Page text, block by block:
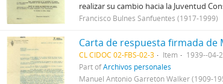
realizar su cambio hacia la Juventud
Francisco Bulnes Sanfuentes (1917-1999)
CL CIDOC 02-FBS-02-3 Item
1939--04-
Part ofArchivos personales
Manuel Antonio Garretón Walker (1909-